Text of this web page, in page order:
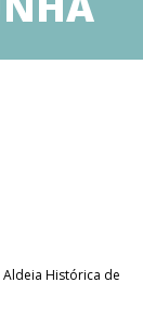
Histórica de